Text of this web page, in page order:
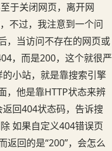
于关闭网页，离开网
不过，我注意到一个问
，当访问不存在的网页或
，而是200，这个就很严
小站，就是靠搜索引擎
，他是靠HTTP状态来辨
回404状态码，告诉搜
如果自定义404错误页
返回的是“200”，会怎么